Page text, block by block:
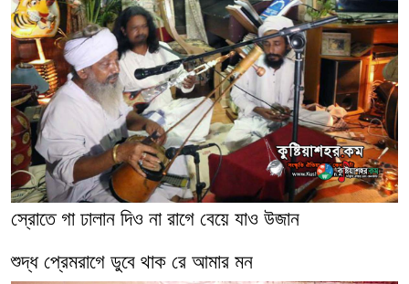
স্রোতে গা ঢালান দিও না রাগে বেয়ে যাও উজান
শুদ্ধ প্রেমরাগে ডুবে থাক রে আমার মন